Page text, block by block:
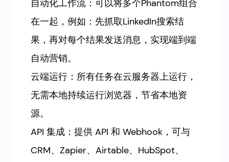
自动化工作流：可以将多个Phantom组合
在一起，例如：先抓取LinkedIn搜索结
果，再对每个结果发送消息，实现端到端
自动营销。
云端运行：所有任务在云服务器上运行，
无需本地持续运行浏览器，节省本地资
源。
API 集成：提供 API 和 Webhook，可与
CRM、Zapier、Airtable、HubSpot、